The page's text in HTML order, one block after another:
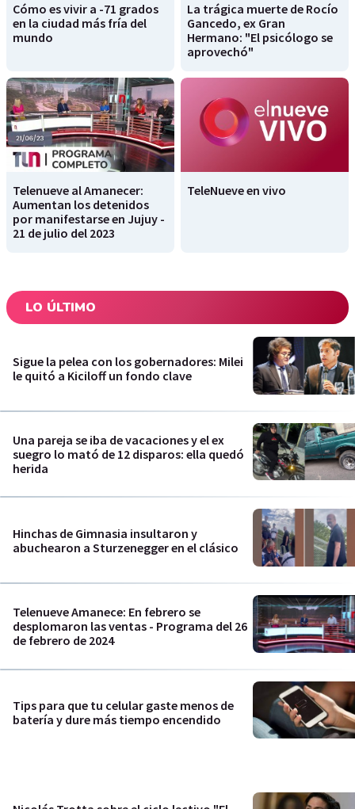
Cómo es vivir a -71 grados
en la ciudad más fría del
mundo
La trágica muerte de Rocío
Gancedo, ex Gran
Hermano: "El psicólogo se
aprovechó"
Telenueve al Amanecer:
Aumentan los detenidos
por manifestarse en Jujuy -
21 de julio del 2023
TeleNueve en vivo
LO ÚLTIMO
Sigue la pelea con los gobernadores: Milei
le quitó a Kiciloff un fondo clave
Una pareja se iba de vacaciones y el ex
suegro lo mató de 12 disparos: ella quedó
herida
Hinchas de Gimnasia insultaron y
abuchearon a Sturzenegger en el clásico
Telenueve Amanece: En febrero se
desplomaron las ventas - Programa del 26
de febrero de 2024
Tips para que tu celular gaste menos de
batería y dure más tiempo encendido